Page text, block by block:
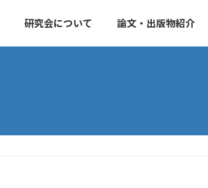
研究会について 論文・出版物紹介